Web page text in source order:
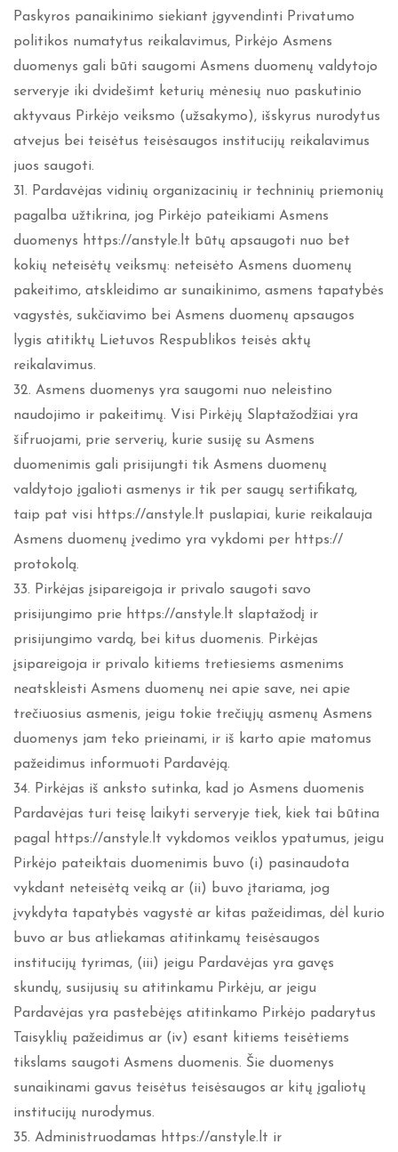
Paskyros panaikinimo siekiant įgyvendinti Privatumo
politikos numatytus reikalavimus, Pirkėjo Asmens
duomenys gali būti saugomi Asmens duomenų valdytojo
serveryje iki dvidešimt keturių mėnesių nuo paskutinio
aktyvaus Pirkėjo veiksmo (užsakymo), išskyrus nurodytus
atvejus bei teisėtus teisėsaugos institucijų reikalavimus
juos saugoti.
31. Pardavėjas vidinių organizacinių ir techninių priemonių
pagalba užtikrina, jog Pirkėjo pateikiami Asmens
duomenys https://anstyle.lt būtų apsaugoti nuo bet
kokių neteisėtų veiksmų: neteisėto Asmens duomenų
pakeitimo, atskleidimo ar sunaikinimo, asmens tapatybės
vagystės, sukčiavimo bei Asmens duomenų apsaugos
lygis atitiktų Lietuvos Respublikos teisės aktų
reikalavimus.
32. Asmens duomenys yra saugomi nuo neleistino
naudojimo ir pakeitimų. Visi Pirkėjų Slaptažodžiai yra
šifruojami, prie serverių, kurie susiję su Asmens
duomenimis gali prisijungti tik Asmens duomenų
valdytojo įgalioti asmenys ir tik per saugų sertifikatą,
taip pat visi https://anstyle.lt puslapiai, kurie reikalauja
Asmens duomenų įvedimo yra vykdomi per https://
protokolą.
33. Pirkėjas įsipareigoja ir privalo saugoti savo
prisijungimo prie https://anstyle.lt slaptažodį ir
prisijungimo vardą, bei kitus duomenis. Pirkėjas
įsipareigoja ir privalo kitiems tretiesiems asmenims
neatskleisti Asmens duomenų nei apie save, nei apie
trečiuosius asmenis, jeigu tokie trečiųjų asmenų Asmens
duomenys jam teko prieinami, ir iš karto apie matomus
pažeidimus informuoti Pardavėją.
34. Pirkėjas iš anksto sutinka, kad jo Asmens duomenis
Pardavėjas turi teisę laikyti serveryje tiek, kiek tai būtina
pagal https://anstyle.lt vykdomos veiklos ypatumus, jeigu
Pirkėjo pateiktais duomenimis buvo (i) pasinaudota
vykdant neteisėtą veiką ar (ii) buvo įtariama, jog
įvykdyta tapatybės vagystė ar kitas pažeidimas, dėl kurio
buvo ar bus atliekamas atitinkamų teisėsaugos
institucijų tyrimas, (iii) jeigu Pardavėjas yra gavęs
skundų, susijusių su atitinkamu Pirkėju, ar jeigu
Pardavėjas yra pastebėjęs atitinkamo Pirkėjo padarytus
Taisyklių pažeidimus ar (iv) esant kitiems teisėtiems
tikslams saugoti Asmens duomenis. Šie duomenys
sunaikinami gavus teisėtus teisėsaugos ar kitų įgaliotų
institucijų nurodymus.
35. Administruodamas https://anstyle.lt ir